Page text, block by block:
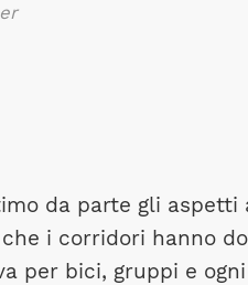
da parte gli
i corridori hanno
per bici, gruppi e